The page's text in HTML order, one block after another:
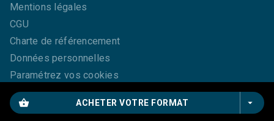
shopping_basket ACHETER VOTRE FORMAT arrow_drop_down
Mentions légales
CGU
Charte de référencement
Données personnelles
Paramétrez vos cookies